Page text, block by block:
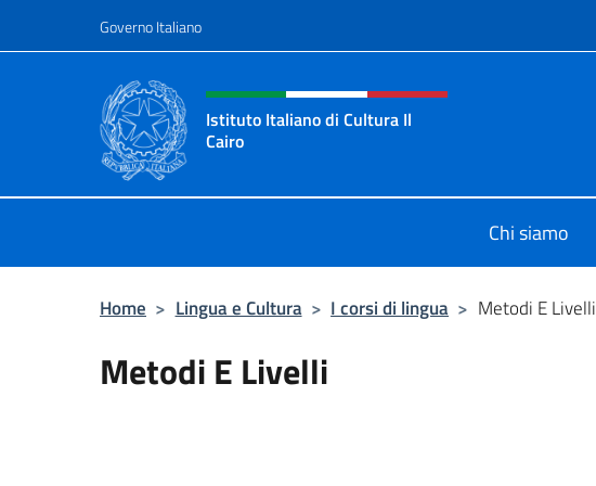
Governo Italiano
Intestazione sito, social e menù
Istituto Italiano di Cultura Il
Cairo
Chi siamo
Home > Lingua e Cultura > I corsi di lingua > Metodi E Livelli
Metodi E Livelli